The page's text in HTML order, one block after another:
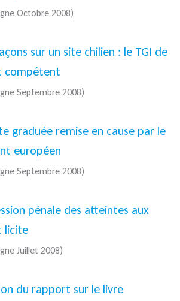
Octobre 2008)
sur un site chilien : le TGI de
compétent
Septembre 2008)
graduée remise en cause par le
européen
Septembre 2008)
pénale des atteintes aux
licite
Juillet 2008)
du rapport sur le livre